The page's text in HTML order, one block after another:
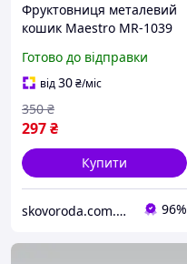
Фруктовниця металевий
кошик Maestro MR-1039
декоративний настільний
Готово до відправки
від30₴/міс
297₴
350 ₴
Купити
skovoroda.com.ua – все для кухні та дому 96%